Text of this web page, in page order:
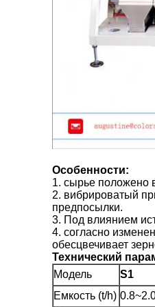
Особенности:
1. сырье положено
2. вибрироватый
предпосылки.
3. Под влиянием
4. согласно
обесцвечивает
Технический
Модель
S1
Емкость (t/h)